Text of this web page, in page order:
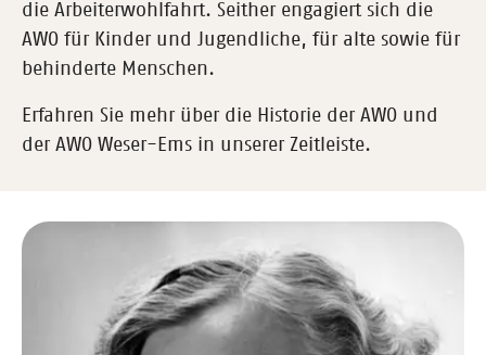
die Arbeiterwohlfahrt. Seither engagiert sich die
AWO für Kinder und Jugendliche, für alte sowie für
behinderte Menschen.
Erfahren Sie mehr über die Historie der AWO und
der AWO Weser-Ems in unserer Zeitleiste.